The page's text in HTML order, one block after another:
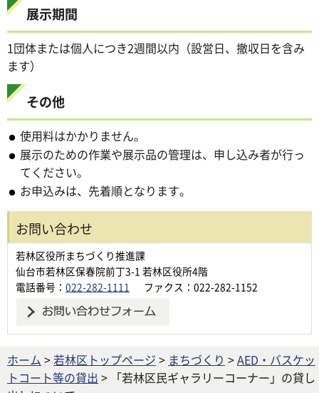
展示期間
1団体または個人につき2週間以内（設営日、撤収日を含み
ます）
その他
使用料はかかりません。
展示のための作業や展示品の管理は、申し込み者が行っ
てください。
お申込みは、先着順となります。
お問い合わせ
若林区役所まちづくり推進課
仙台市若林区保春院前丁3-1 若林区役所4階
電話番号： 022-282-1111 ファクス：022-282-1152
ホーム >若林区トップページ > まちづくり >AED・バスケッ
トコート等の貸出 > 「若林区民ギャラリーコーナー」の貸し